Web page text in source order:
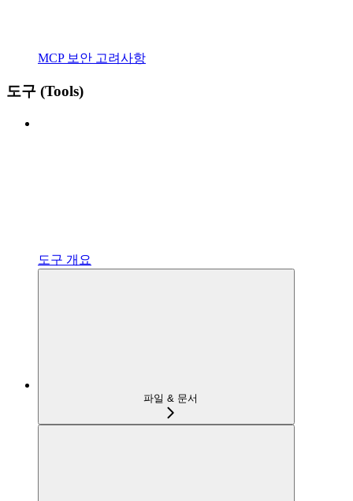
MCP 보안 고려사항
도구 (Tools)
도구 개요
파일 & 문서